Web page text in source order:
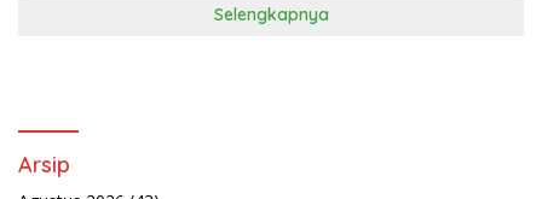
Selengkapnya
Arsip